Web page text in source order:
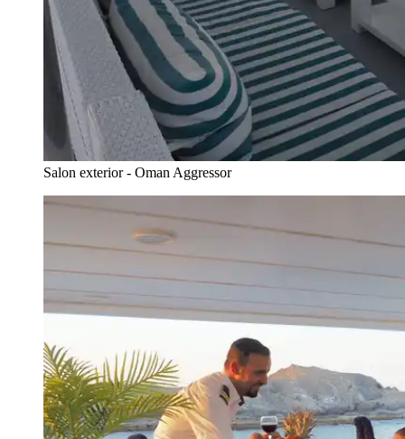
Salon exterior - Oman Aggressor